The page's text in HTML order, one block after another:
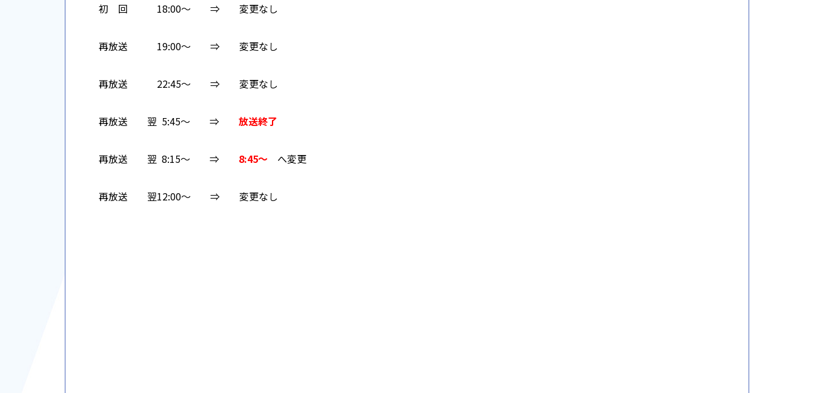
初 回 18:00～ ⇒ 変更なし
再放送 19:00～ ⇒ 変更なし
再放送 22:45～ ⇒ 変更なし
再放送 翌 5:45～ ⇒ 放送終了
再放送 翌 8:15～ ⇒ 8:45～ へ変更
再放送 翌12:00～ ⇒ 変更なし